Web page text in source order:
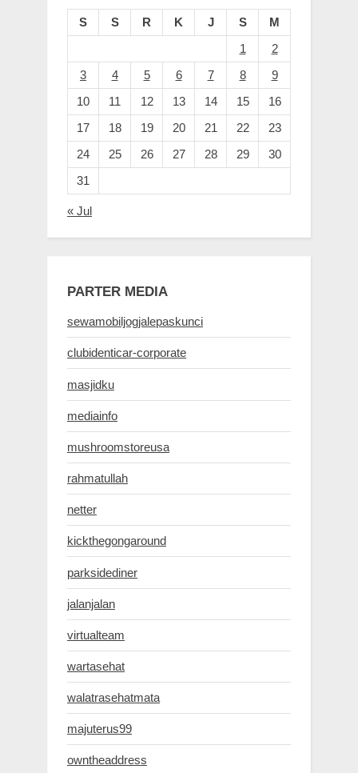
S S R K J S
M
1
2
3
4 5 6 7 8
9
10
11 12 13 14 15
16
17
18 19 20 21 22
23
24
25 26 27 28 29
30
31
« Jul
PARTER MEDIA
sewamobiljogjalepaskunci
clubidenticar-corporate
masjidku
mediainfo
mushroomstoreusa
rahmatullah
netter
kickthegongaround
parksidediner
jalanjalan
virtualteam
wartasehat
walatrasehatmata
majuterus99
owntheaddress